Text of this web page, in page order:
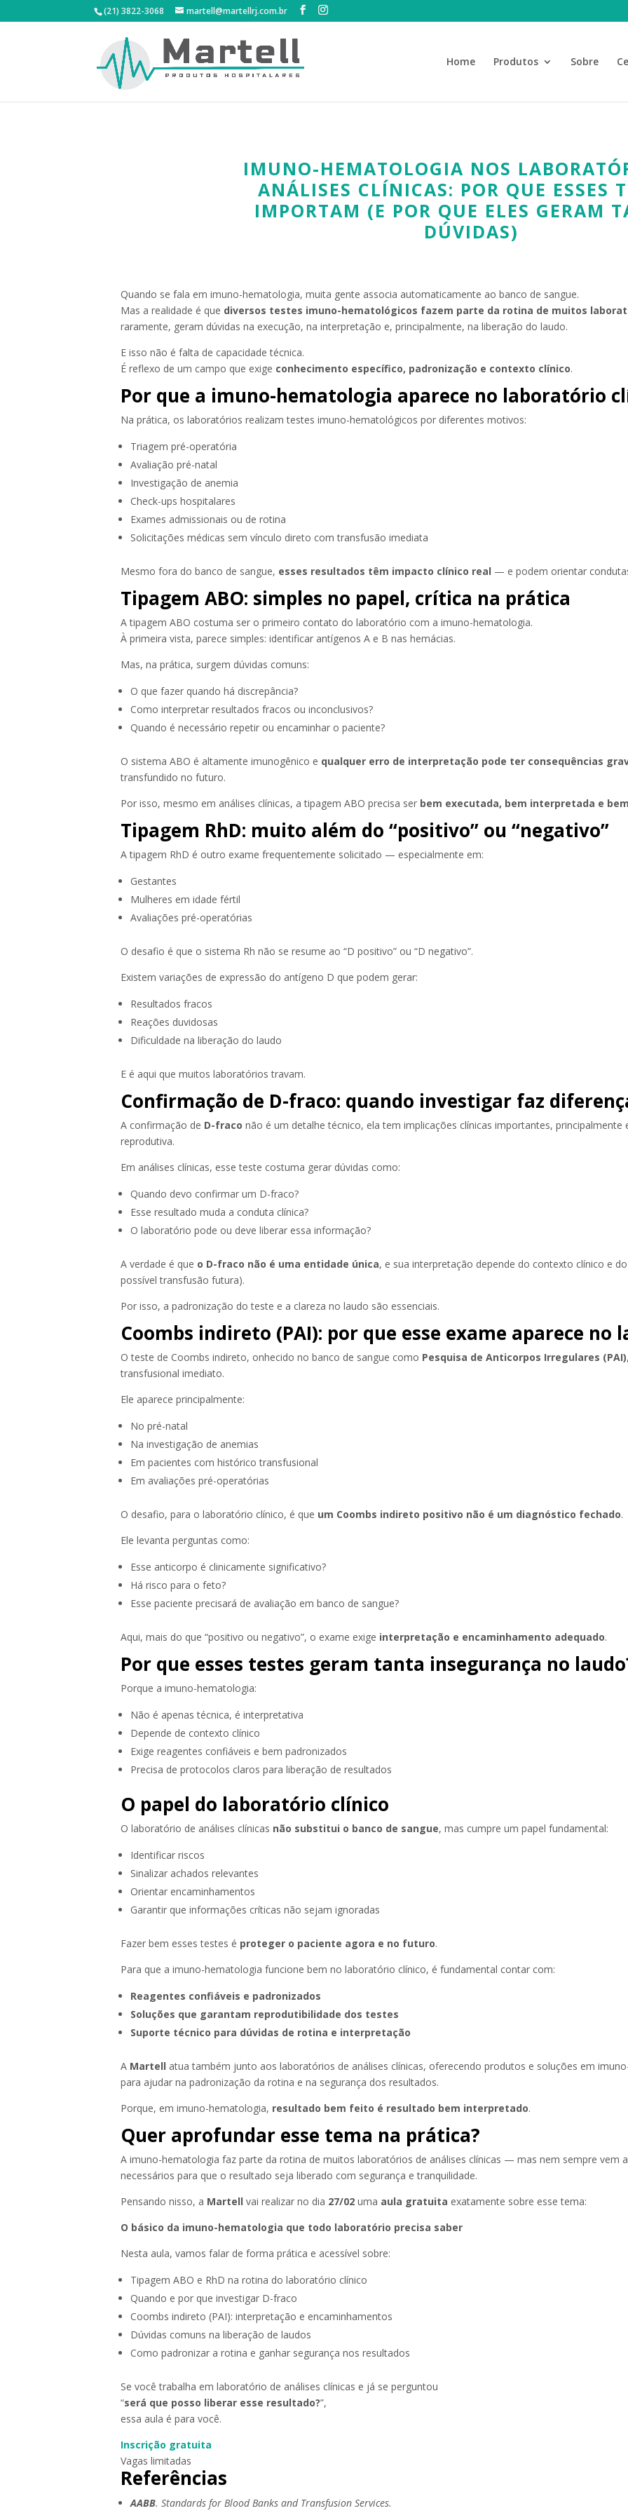
(21) 3822-3068 martell@martellrj.com.br
Home Produtos Sobre
IMUNO-HEMATOLOGIA NOS
ANÁLISES CLÍNICAS: POR QUE ESSES
IMPORTAM (E POR QUE ELES GERAM
DÚVIDAS)
Quando se fala em imuno-hematologia, muita gente associa automaticamente ao banco de sangue.
Mas a realidade é que diversos testes imuno-hematológicos fazem parte da rotina de muitos
raramente, geram dúvidas na execução, na interpretação e, principalmente, na liberação do laudo.
E isso não é falta de capacidade técnica.
É reflexo de um campo que exige conhecimento específico, padronização e contexto clínico.
Por que a imuno-hematologia aparece no laboratório
Na prática, os laboratórios realizam testes imuno-hematológicos por diferentes motivos:
Triagem pré-operatória
Avaliação pré-natal
Investigação de anemia
Check-ups hospitalares
Exames admissionais ou de rotina
Solicitações médicas sem vínculo direto com transfusão imediata
Mesmo fora do banco de sangue, esses resultados têm impacto clínico real — e podem orientar
Tipagem ABO: simples no papel, crítica na prática
A tipagem ABO costuma ser o primeiro contato do laboratório com a imuno-hematologia.
À primeira vista, parece simples: identificar antígenos A e B nas hemácias.
Mas, na prática, surgem dúvidas comuns:
O que fazer quando há discrepância?
Como interpretar resultados fracos ou inconclusivos?
Quando é necessário repetir ou encaminhar o paciente?
O sistema ABO é altamente imunogênico e qualquer erro de interpretação pode ter consequências
transfundido no futuro.
Por isso, mesmo em análises clínicas, a tipagem ABO precisa ser bem executada, bem interpretada e
Tipagem RhD: muito além do “positivo” ou “negativo”
A tipagem RhD é outro exame frequentemente solicitado — especialmente em:
Gestantes
Mulheres em idade fértil
Avaliações pré-operatórias
O desafio é que o sistema Rh não se resume ao “D positivo” ou “D negativo”.
Existem variações de expressão do antígeno D que podem gerar:
Resultados fracos
Reações duvidosas
Dificuldade na liberação do laudo
E é aqui que muitos laboratórios travam.
Confirmação de D-fraco: quando investigar faz
A confirmação de D-fraco não é um detalhe técnico, ela tem implicações clínicas importantes,
reprodutiva.
Em análises clínicas, esse teste costuma gerar dúvidas como:
Quando devo confirmar um D-fraco?
Esse resultado muda a conduta clínica?
O laboratório pode ou deve liberar essa informação?
A verdade é que o D-fraco não é uma entidade única, e sua interpretação depende do contexto clínico e
possível transfusão futura).
Por isso, a padronização do teste e a clareza no laudo são essenciais.
Coombs indireto (PAI): por que esse exame aparece
O teste de Coombs indireto, onhecido no banco de sangue como Pesquisa de Anticorpos Irregulares (PAI)
transfusional imediato.
Ele aparece principalmente:
No pré-natal
Na investigação de anemias
Em pacientes com histórico transfusional
Em avaliações pré-operatórias
O desafio, para o laboratório clínico, é que um Coombs indireto positivo não é um diagnóstico fechado.
Ele levanta perguntas como:
Esse anticorpo é clinicamente significativo?
Há risco para o feto?
Esse paciente precisará de avaliação em banco de sangue?
Aqui, mais do que “positivo ou negativo”, o exame exige interpretação e encaminhamento adequado.
Por que esses testes geram tanta insegurança no
Porque a imuno-hematologia:
Não é apenas técnica, é interpretativa
Depende de contexto clínico
Exige reagentes confiáveis e bem padronizados
Precisa de protocolos claros para liberação de resultados
O papel do laboratório clínico
O laboratório de análises clínicas não substitui o banco de sangue, mas cumpre um papel fundamental:
Identificar riscos
Sinalizar achados relevantes
Orientar encaminhamentos
Garantir que informações críticas não sejam ignoradas
Fazer bem esses testes é proteger o paciente agora e no futuro.
Para que a imuno-hematologia funcione bem no laboratório clínico, é fundamental contar com:
Reagentes confiáveis e padronizados
Soluções que garantam reprodutibilidade dos testes
Suporte técnico para dúvidas de rotina e interpretação
A Martell atua também junto aos laboratórios de análises clínicas, oferecendo produtos e soluções em
para ajudar na padronização da rotina e na segurança dos resultados.
Porque, em imuno-hematologia, resultado bem feito é resultado bem interpretado.
Quer aprofundar esse tema na prática?
A imuno-hematologia faz parte da rotina de muitos laboratórios de análises clínicas — mas nem sempre vem
necessários para que o resultado seja liberado com segurança e tranquilidade.
Pensando nisso, a Martell vai realizar no dia 27/02 uma aula gratuita exatamente sobre esse tema:
O básico da imuno-hematologia que todo laboratório precisa saber
Nesta aula, vamos falar de forma prática e acessível sobre:
Tipagem ABO e RhD na rotina do laboratório clínico
Quando e por que investigar D-fraco
Coombs indireto (PAI): interpretação e encaminhamentos
Dúvidas comuns na liberação de laudos
Como padronizar a rotina e ganhar segurança nos resultados
Se você trabalha em laboratório de análises clínicas e já se perguntou
“será que posso liberar esse resultado?”,
essa aula é para você.
Inscrição gratuita
Vagas limitadas
Referências
AABB. Standards for Blood Banks and Transfusion Services.